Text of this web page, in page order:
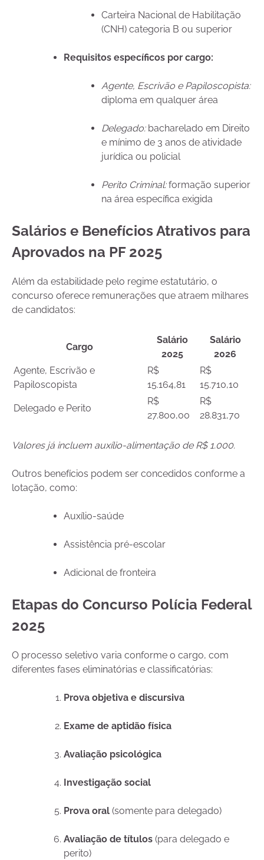
Carteira Nacional de Habilitação
(CNH) categoria B ou superior
Requisitos específicos por cargo:
Agente, Escrivão e Papiloscopista:
diploma em qualquer área
Delegado:bacharelado em Direito
e mínimo de 3 anos de atividade
jurídica ou policial
Perito Criminal:formação superior
na área específica exigida
Salários e Benefícios Atrativos para
Aprovados na PF 2025
Além da estabilidade pelo regime estatutário, o
concurso oferece remunerações que atraem milhares
de candidatos:
Cargo
Salário
2025
Salário
2026
Agente, Escrivão e
Papiloscopista
R$
15.164,81
R$
15.710,10
Delegado e Perito
R$
27.800,00
R$
28.831,70
Valores já incluem auxílio-alimentação de R$ 1.000.
Outros benefícios podem ser concedidos conforme a
lotação, como:
Auxílio-saúde
Assistência pré-escolar
Adicional de fronteira
Etapas do Concurso Polícia Federal
2025
O processo seletivo varia conforme o cargo, com
diferentes fases eliminatórias e classificatórias:
Prova objetiva e discursiva
Exame de aptidão física
Avaliação psicológica
Investigação social
Prova oral (somente para delegado)
Avaliação de títulos (para delegado e
perito)